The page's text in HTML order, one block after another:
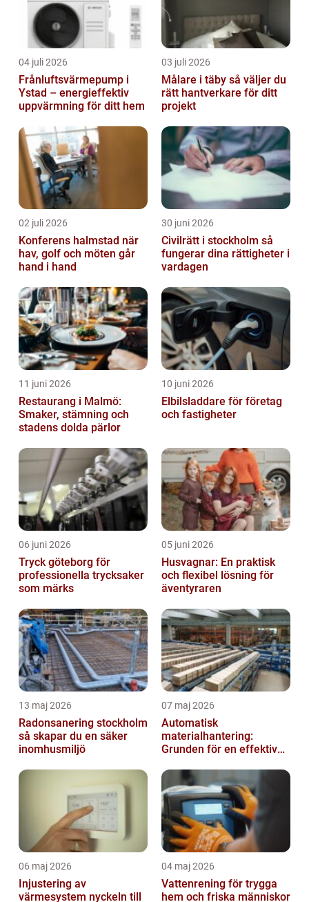
04 juli 2026
Frånluftsvärmepump i
Ystad – energieffektiv
uppvärmning för ditt hem
03 juli 2026
Målare i täby så väljer du
rätt hantverkare för ditt
projekt
02 juli 2026
Konferens halmstad när
hav, golf och möten går
hand i hand
30 juni 2026
Civilrätt i stockholm så
fungerar dina rättigheter i
vardagen
11 juni 2026
Restaurang i Malmö:
Smaker, stämning och
stadens dolda pärlor
10 juni 2026
Elbilsladdare för företag
och fastigheter
06 juni 2026
Tryck göteborg för
professionella trycksaker
som märks
05 juni 2026
Husvagnar: En praktisk
och flexibel lösning för
äventyraren
13 maj 2026
Radonsanering stockholm
så skapar du en säker
inomhusmiljö
07 maj 2026
Automatisk
materialhantering:
Grunden för en effektiv
06 maj 2026
Injustering av
värmesystem nyckeln till
04 maj 2026
Vattenrening för trygga
hem och friska människor